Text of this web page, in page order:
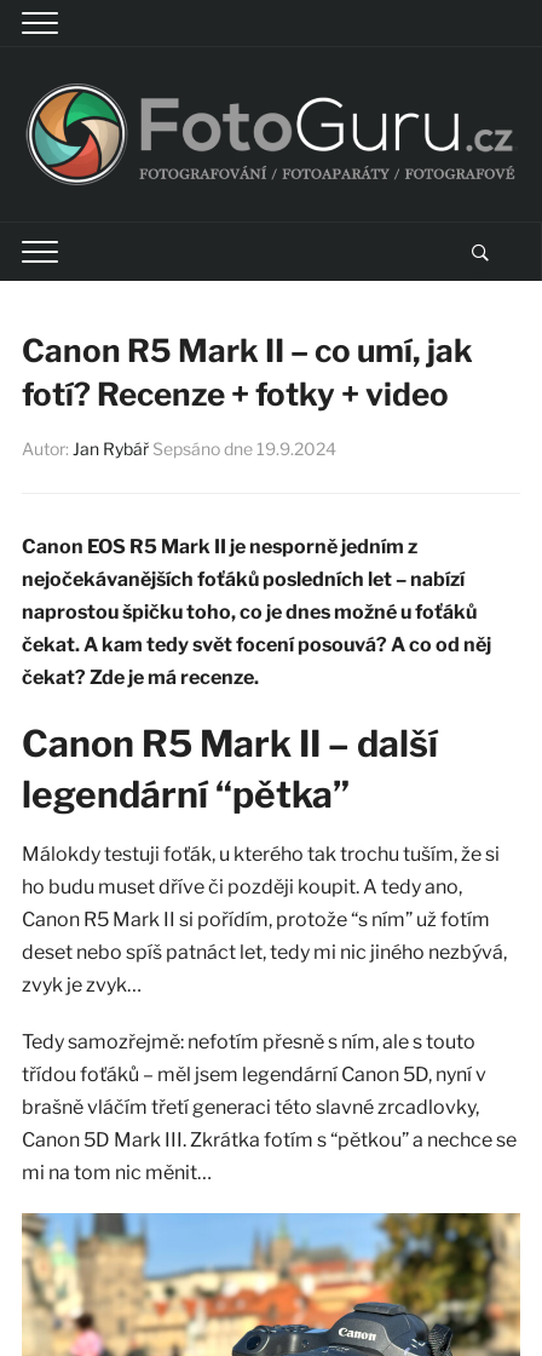
Canon R5 Mark II – co umí, jak
fotí? Recenze + fotky + video
Autor: Jan Rybář Sepsáno dne 19.9.2024
Canon EOS R5 Mark II je nesporně jedním z
nejočekávanějších foťáků posledních let – nabízí
naprostou špičku toho, co je dnes možné u foťáků
čekat. A kam tedy svět focení posouvá? A co od něj
čekat? Zde je má recenze.
Canon R5 Mark II – další
legendární “pětka”
Málokdy testuji foťák, u kterého tak trochu tuším, že si
ho budu muset dříve či později koupit. A tedy ano,
Canon R5 Mark II si pořídím, protože “s ním” už fotím
deset nebo spíš patnáct let, tedy mi nic jiného nezbývá,
zvyk je zvyk…
Tedy samozřejmě: nefotím přesně s ním, ale s touto
třídou foťáků – měl jsem legendární Canon 5D, nyní v
brašně vláčím třetí generaci této slavné zrcadlovky,
Canon 5D Mark III. Zkrátka fotím s “pětkou” a nechce se
mi na tom nic měnit…